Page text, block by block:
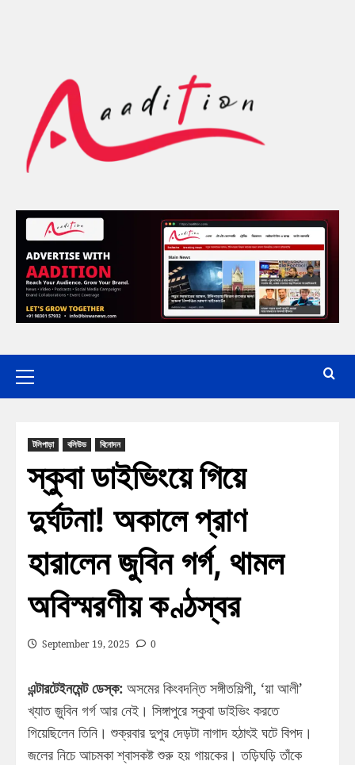
টলিপাড়া বলিউড বিনোদন
স্কুবা ডাইভিংয়ে গিয়ে
দুর্ঘটনা! অকালে প্রাণ
হারালেন জুবিন গর্গ, থামল
অবিস্মরণীয় কণ্ঠস্বর
September 19, 2025 0
এন্টারটেইনমেন্ট ডেস্ক: অসমের কিংবদন্তি সঙ্গীতশিল্পী, ‘য়া আলী’
খ্যাত জ়ুবিন গর্গ আর নেই। সিঙ্গাপুরে স্কুবা ডাইভিং করতে
গিয়েছিলেন তিনি। শুক্রবার দুপুর দেড়টা নাগাদ হঠাৎই ঘটে বিপদ।
জলের নিচে আচমকা শ্বাসকষ্ট শুরু হয় গায়কের। তড়িঘড়ি তাঁকে